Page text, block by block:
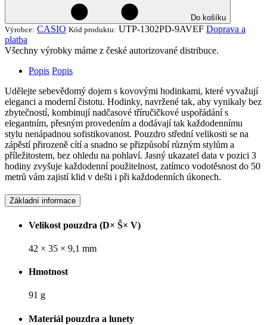
Do košíku
Výrobce: CASIO Kód produktu: UTP-1302PD-9AVEF Doprava a
platba
Všechny výrobky máme z české autorizované distribuce.
Popis Popis
Udělejte sebevědomý dojem s kovovými hodinkami, které vyvažují
eleganci a moderní čistotu. Hodinky, navržené tak, aby vynikaly bez
zbytečností, kombinují nadčasové tříručičkové uspořádání s
elegantním, přesným provedením a dodávají tak každodennímu
stylu nenápadnou sofistikovanost. Pouzdro střední velikosti se na
zápěstí přirozeně cítí a snadno se přizpůsobí různým stylům a
příležitostem, bez ohledu na pohlaví. Jasný ukazatel data v pozici 3
hodiny zvyšuje každodenní použitelnost, zatímco vodotěsnost do 50
metrů vám zajistí klid v dešti i při každodenních úkonech.
Základní informace
Velikost pouzdra (D× Š× V)
42 × 35 × 9,1 mm
Hmotnost
91 g
Materiál pouzdra a lunety